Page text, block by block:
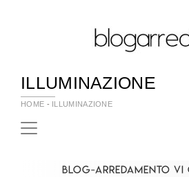
ILLUMINAZIONE
HOME - ILLUMINAZIONE
Blog-Arredamento